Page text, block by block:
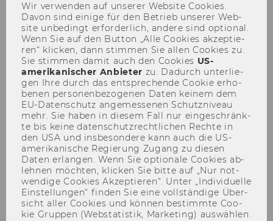
ECJ Conference 12.-13.11.2010
Der Inhalt dieser Seite ist aktuell nur auf
Englisch verfügbar.
Wir ver­wen­den auf un­se­rer Web­site Coo­kies.
Davon sind ei­ni­ge für den Be­trieb un­se­rer Web­
site un­be­dingt er­for­der­lich, an­de­re sind op­tio­nal.
Wenn Sie auf den But­ton „Alle Coo­kies ak­zep­tie­
ren“ kli­cken, dann stim­men Sie allen Coo­kies zu.
Sie stim­men damit auch den Coo­kies US-​
amerikanischer An­bie­ter zu. Da­durch un­ter­lie­
gen Ihre durch das ent­spre­chen­de Coo­kie er­ho­
be­nen per­so­nen­be­zo­ge­nen Daten kei­nem dem
EU-​Datenschutz an­ge­mes­se­nen Schutz­ni­veau
mehr. Sie haben in die­sem Fall nur ein­ge­schränk­
te bis keine da­ten­schutz­recht­li­chen Rech­te in
den USA und ins­be­son­de­re kann auch die US-​
amerikanische Re­gie­rung Zu­gang zu die­sen
Daten er­lan­gen. Wenn Sie op­tio­na­le Coo­kies ab­
leh­nen möch­ten, kli­cken Sie bitte auf „Nur not­
wen­di­ge Coo­kies Ak­zep­tie­ren“. Unter „In­di­vi­du­el­le
Ein­stel­lun­gen“ fin­den Sie eine voll­stän­di­ge Über­
sicht aller Coo­kies und kön­nen be­stimm­te Coo­
kie Grup­pen (Web­sta­tis­tik, Mar­ke­ting) aus­wäh­len.